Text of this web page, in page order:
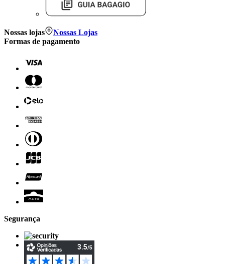
Nossas lojas
Nossas Lojas
Formas de pagamento
Segurança